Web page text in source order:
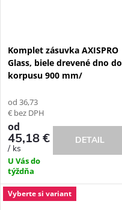
Komplet zásuvka AXISPRO
Glass, biele drevené dno do
korpusu 900 mm/
od 36,73
€ bez DPH
od
45,18 €
/ ks
U Vás do
týždňa
DETAIL
Vyberte si variant